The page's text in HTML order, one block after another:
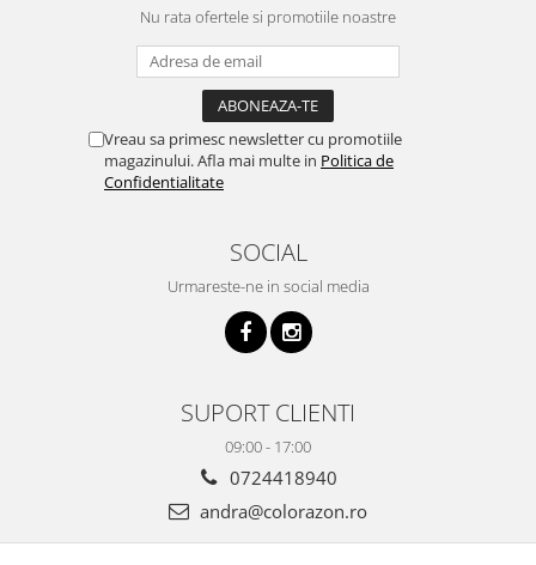
Nu rata ofertele si promotiile noastre
Vreau sa primesc newsletter cu promotiile
magazinului. Afla mai multe in Politica de
Confidentialitate
SOCIAL
Urmareste-ne in social media
SUPORT CLIENTI
09:00 - 17:00
0724418940
andra@colorazon.ro